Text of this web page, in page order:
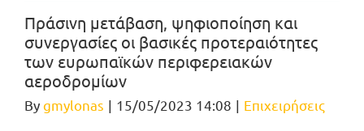
Πράσινη μετάβαση, ψηφιοποίηση και
συνεργασίες οι βασικές προτεραιότητες
των ευρωπαϊκών περιφερειακών
αεροδρομίων
Bygmylonas | 15/05/2023 14:08 | Επιχειρήσεις